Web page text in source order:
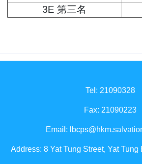
3E 第三名
Tel: 21090328
Fax: 21090223
Email:
Address: 8 Yat Tung Street, Yat Tung